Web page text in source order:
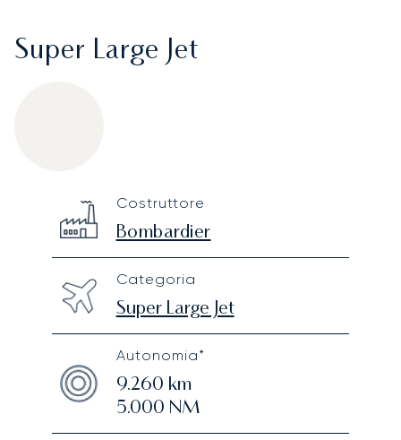
Super Large Jet
Technical specifications
Costruttore
Bombardier
Categoria
Super Large Jet
Autonomia*
9.260 km
5.000 NM